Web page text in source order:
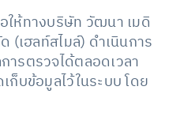
ให้ทางบริษัท วัฒนา เมดิ
(เฮลท์สไมล์) ดำเนินการ
ารตรวจได้ตลอดเวลา
ก็บข้อมูลไว้ในระบบ โดย